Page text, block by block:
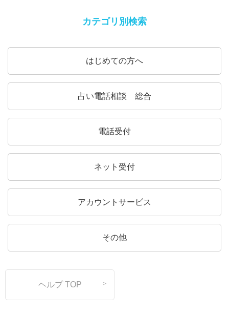
カテゴリ別検索
はじめての方へ
占い電話相談 総合
電話受付
ネット受付
アカウントサービス
その他
ヘルプ TOP